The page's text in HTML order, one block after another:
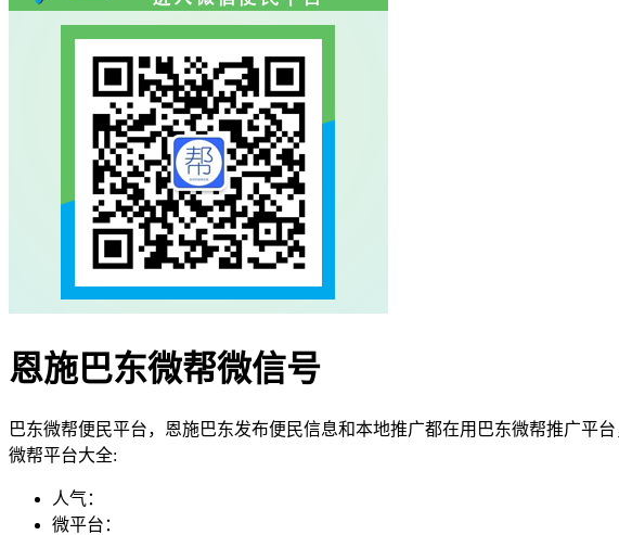
恩施巴东微帮微信号
巴东微帮便民平台，恩施巴东发布便民信息和本地推广都在用巴东微帮推广平
微帮平台大全:
人气：
微平台：